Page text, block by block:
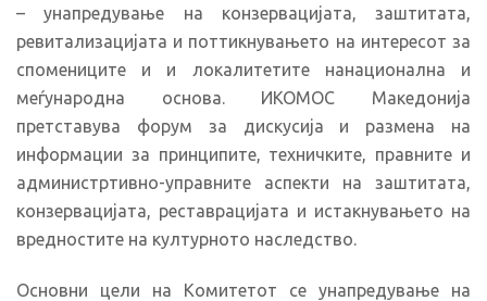
– унапредување на конзервацијата, заштитата,
ревитализацијата и поттикнувањето на интересот за
спомениците и и локалитетите нанационална и
меѓународна основа. ИКОМОС Македонија
претставува форум за дискусија и размена на
информации за принципите, техничките, правните и
администртивно-управните аспекти на заштитата,
конзервацијата, реставрацијата и истакнувањето на
вредностите на културното наследство.
Основни цели на Комитетот се унапредување на